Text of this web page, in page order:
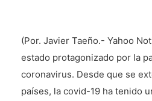
(Por. Javier Taeño.- Yahoo
estado protagonizado por la
coronavirus. Desde que se
países, la covid-19 ha tenido